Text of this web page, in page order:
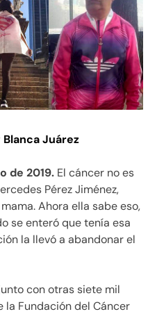
Blanca Juárez
de 2019. El cáncer no es
Pérez Jiménez,
Ahora ella sabe eso,
se enteró que tenía esa
la llevó a abandonar el
con otras siete mil
la Fundación del Cáncer